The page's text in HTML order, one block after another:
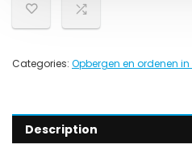
Categories: Opbergen en ordenen in
Description